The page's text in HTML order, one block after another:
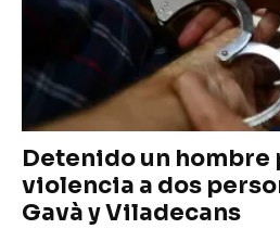
Detenido un hombre
violencia a dos
Gavà y Viladecans